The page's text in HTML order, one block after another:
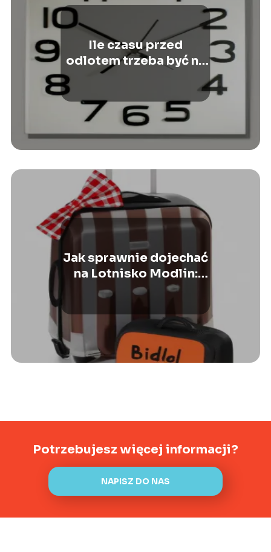
Ile czasu przed
odlotem trzeba być na
lotnisku? Praktyczne
podróżujących
Jak sprawnie dojechać
na Lotnisko Modlin:
sprawdź nasze porady
Potrzebujesz więcej informacji?
NAPISZ DO NAS